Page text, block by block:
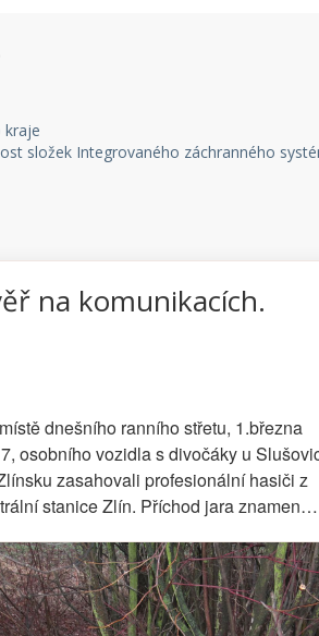
kraje
složek Integrovaného záchranného
na komunikacích.
dnešního ranního střetu, 1.března
osobního vozidla s divočáky u
zasahovali profesionální hasiči z
stanice Zlín. Příchod jara znamená
výjezdů na místa dopravních nehod,
příčinou jsou střety vozidel s volně
zvěří. Nebezpečné jsou především